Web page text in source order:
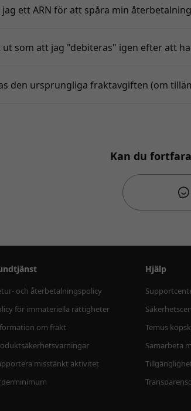
ett ARN för att spåra min
som att jag "debiteras" igen efter att
den ursprungliga fraktavgiften (om
Kan du
och återbetalningspolicy
för immateriella rättigheter
om frakt
misstänkt aktivitet
Hjälp
Temus
Samarbeta